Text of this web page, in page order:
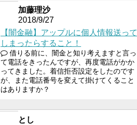
加藤理沙
2018/9/27
【闇金融】アップルに個人情報送って
しまったらすること！
借りる前に、闇金と知り考えますと言っ
て電話をきったんですが、再度電話がかか
ってきました。着信拒否設定をしたのです
が、また電話番号を変えて掛けてくること
はありますか？
とし